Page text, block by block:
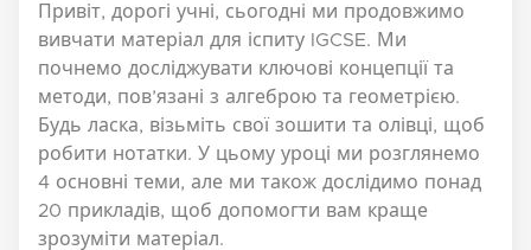
Привіт, дорогі учні, сьогодні ми продовжимо
вивчати матеріал для іспиту IGCSE. Ми
почнемо досліджувати ключові концепції та
методи, пов’язані з алгеброю та геометрією.
Будь ласка, візьміть свої зошити та олівці, щоб
робити нотатки. У цьому уроці ми розглянемо
4 основні теми, але ми також дослідимо понад
20 прикладів, щоб допомогти вам краще
зрозуміти матеріал.